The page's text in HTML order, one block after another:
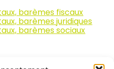
barèmes fiscaux
barèmes juridiques
barèmes sociaux